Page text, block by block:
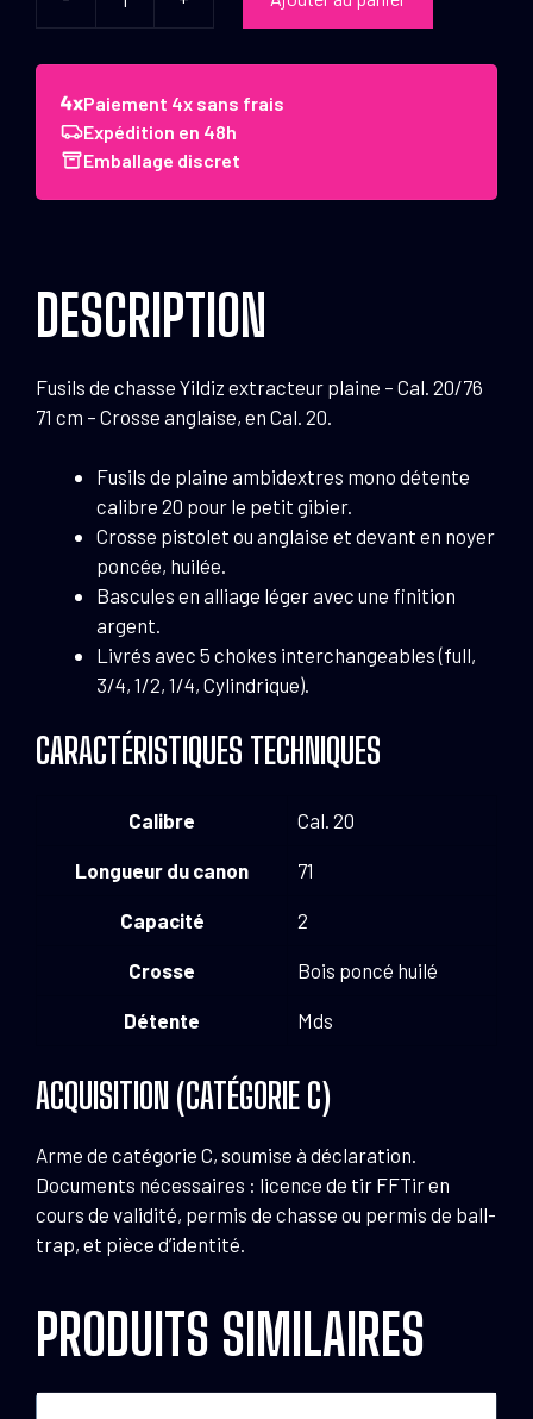
quantité
Fusils
de
chasse
Yildiz
20/76
71
-
Crosse
Paiement 4x sans frais
Expédition en 48h
Emballage discret
DESCRIPTION
Fusils de chasse Yildiz extracteur plaine – Cal. 20/76
71 cm – Crosse anglaise, en Cal. 20.
Fusils de plaine ambidextres mono détente
calibre 20 pour le petit gibier.
Crosse pistolet ou anglaise et devant en noyer
poncée, huilée.
Bascules en alliage léger avec une finition
argent.
Livrés avec 5 chokes interchangeables (full,
3/4, 1/2, 1/4, Cylindrique).
CARACTÉRISTIQUES TECHNIQUES
Calibre Cal. 20
Longueur du canon 71
Capacité 2
Crosse Bois poncé huilé
Détente Mds
ACQUISITION (CATÉGORIE C)
Arme de catégorie C, soumise à déclaration.
Documents nécessaires : licence de tir FFTir en
cours de validité, permis de chasse ou permis de ball-
trap, et pièce d’identité.
PRODUITS SIMILAIRES